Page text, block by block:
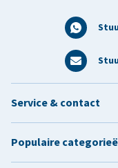
Service & contact
Populaire